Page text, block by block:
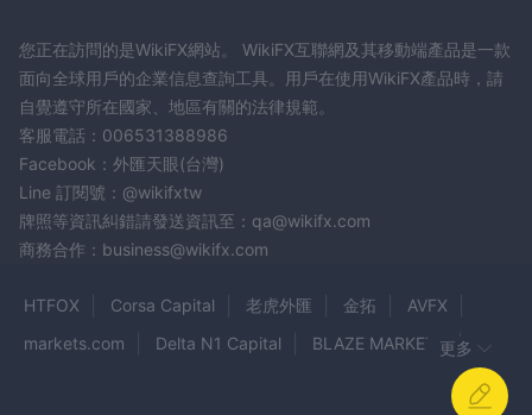
您正在訪問的是WikiFX網站。 WikiFX互聯網及其移動端產品是一款
面向全球用戶的企業信息查詢工具。用戶在使用WikiFX產品時，請
自覺遵守所在國家、地區有關的法律規範。
客服電話：006531388986
Facebook：外匯天眼(台灣)
Line 訂閱號：@wikifxtw
牌照等資訊糾錯請發送資訊至：qa@wikifx.com
商務合作：business@wikifx.com
HTFOX Corsa Capital 老虎外匯 金拓
AVFX
markets.com
Delta N1 Capital
BLAZE MARKETS更多